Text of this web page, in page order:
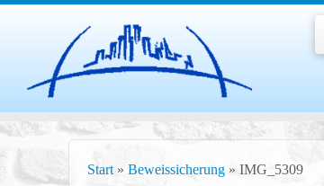
Zum
Inhalt
springen
Start » Beweissicherung » IMG_5309